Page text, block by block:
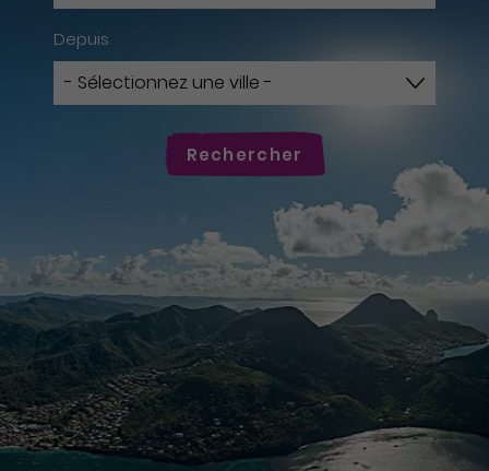
Depuis
Rechercher